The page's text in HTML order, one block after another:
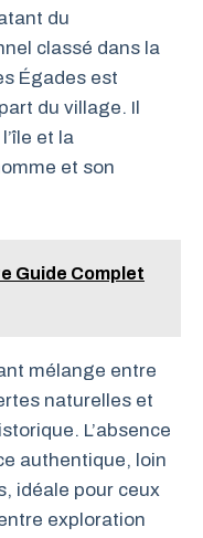
du
classé dans la
Égades est
du village. Il
et la
et son
Guide Complet
mélange entre
naturelles et
L’absence
authentique, loin
idéale pour ceux
exploration